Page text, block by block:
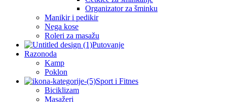
Organizator za šminku
Manikir i pedikir
Nega kose
Roleri za masažu
Putovanje
Razonoda
Kamp
Poklon
Sport i Fitnes
Biciklizam
Masažeri